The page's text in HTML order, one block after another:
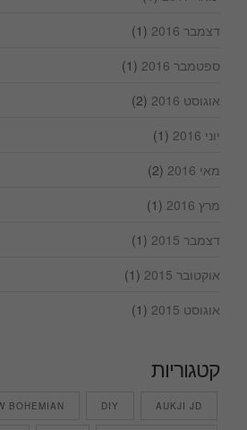
דצמבר 2016
(1)
ספטמבר 2016
(1)
אוגוסט 2016
(2)
יוני 2016
(1)
מאי 2016
(2)
מרץ 2016
(1)
דצמבר 2015
(1)
אוקטובר 2015
(1)
אוגוסט 2015
(1)
קטגוריות
AUKJI JD
DIY
BOHEMIAN